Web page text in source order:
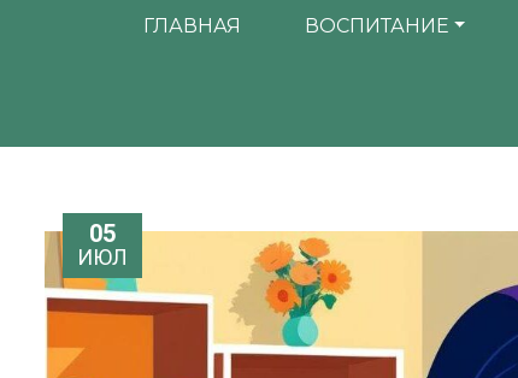
ГЛАВНАЯ ВОСПИТАНИЕ
05
ИЮЛ